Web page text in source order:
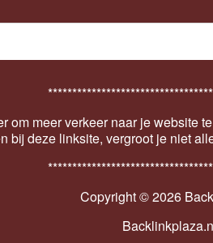
om meer verkeer naar je website
bij deze linksite, vergroot je niet
Copyright ©2026